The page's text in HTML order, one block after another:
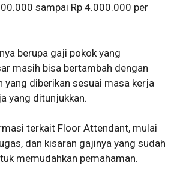
sampai Rp 4.000.000 per
berupa gaji pokok yang
masih bisa bertambah dengan
yang diberikan sesuai masa kerja
yang ditunjukkan.
terkait Floor Attendant, mulai
dan kisaran gajinya yang sudah
memudahkan pemahaman.